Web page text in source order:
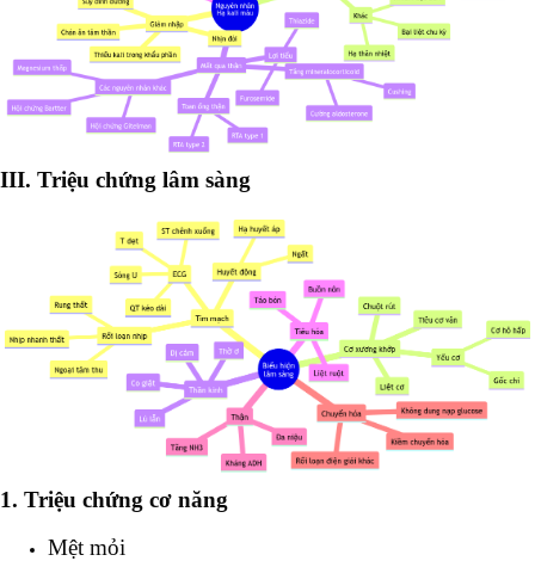
III. Triệu chứng lâm sàng
1. Triệu chứng cơ năng
Mệt mỏi